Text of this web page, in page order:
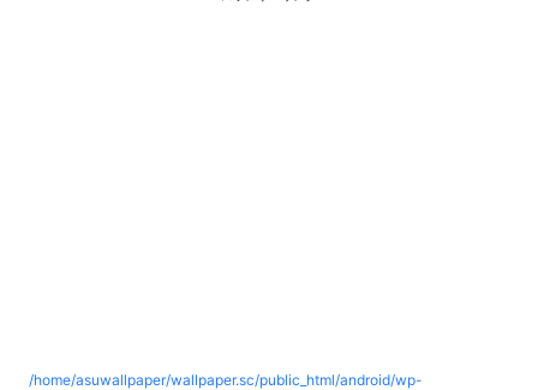
/home/asuwallpaper/wallpaper.sc/public_html/android/wp-